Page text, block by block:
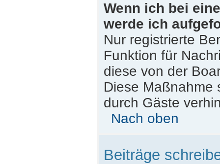
Wenn ich bei
werde ich
Nur registrierte
Funktion für
diese von der
Diese Maßnahme
durch Gäste
Nach oben
Beiträge